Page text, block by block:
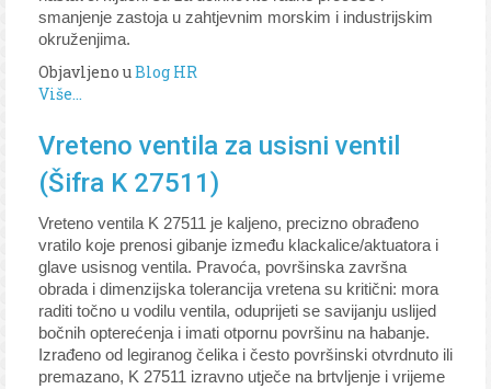
smanjenje zastoja u zahtjevnim morskim i industrijskim
okruženjima.
Objavljeno uBlog HR
Više...
Vreteno ventila za usisni ventil
(Šifra K 27511)
Vreteno ventila K 27511 je kaljeno, precizno obrađeno
vratilo koje prenosi gibanje između klackalice/aktuatora i
glave usisnog ventila. Pravoća, površinska završna
obrada i dimenzijska tolerancija vretena su kritični: mora
raditi točno u vodilu ventila, oduprijeti se savijanju uslijed
bočnih opterećenja i imati otpornu površinu na habanje.
Izrađeno od legiranog čelika i često površinski otvrdnuto ili
premazano, K 27511 izravno utječe na brtvljenje i vrijeme